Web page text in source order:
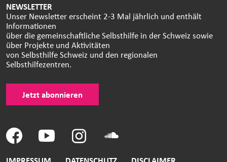
NEWSLETTER
Unser Newsletter erscheint 2-3 Mal jährlich und enthält
Informationen
über die gemeinschaftliche Selbsthilfe in der Schweiz sowie
über Projekte und Aktivitäten
von Selbsthilfe Schweiz und den regionalen
Selbsthilfezentren.
Jetzt abonnieren